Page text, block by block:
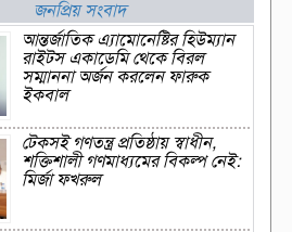
জনপ্রিয় সংবাদ
আন্তর্জাতিক এ্যামোনেষ্টির হিউম্যান
রাইটস একাডেমি থেকে বিরল
সম্মাননা অর্জন করলেন ফারুক
ইকবাল
টেকসই গণতন্ত্র প্রতিষ্ঠায় স্বাধীন,
শক্তিশালী গণমাধ্যমের বিকল্প নেই:
মির্জা ফখরুল